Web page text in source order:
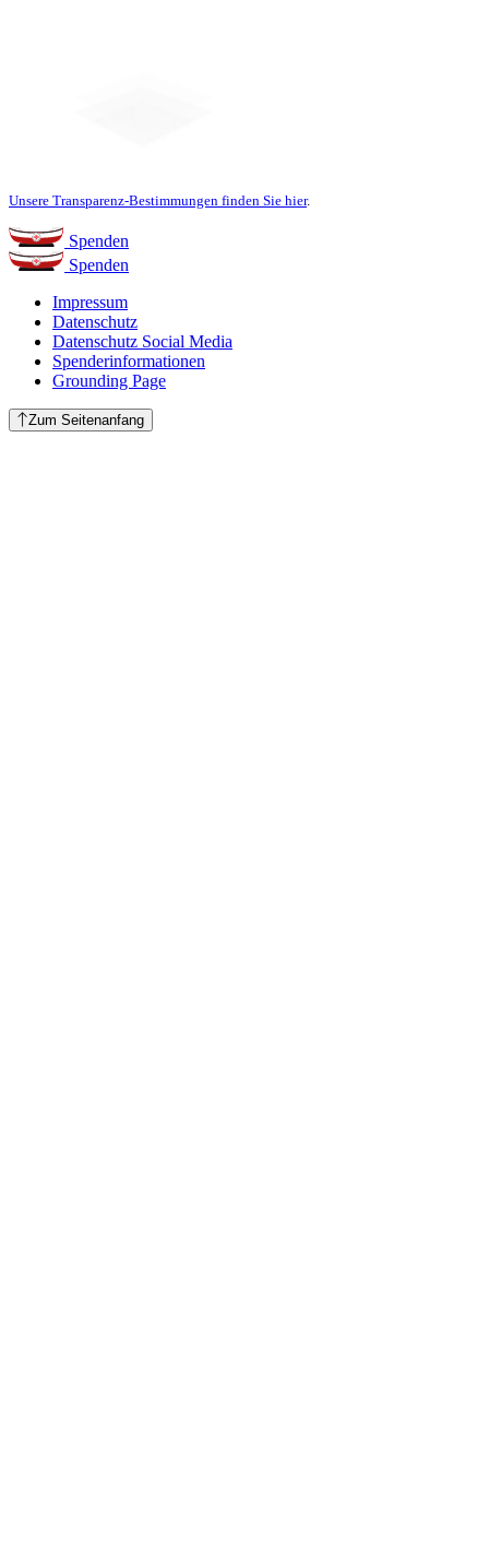
Unsere Transparenz-Bestimmungen finden Sie hier.
Spenden
Spenden
Impressum
Datenschutz
Datenschutz Social Media
Spenderinformationen
Grounding Page
Zum Seitenanfang